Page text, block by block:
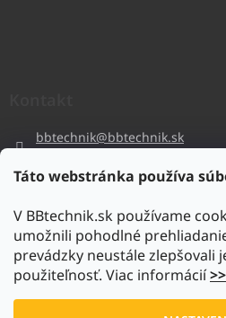
Táto webstránka používa
V BBtechnik.sk používame
umožnili pohodlné
prevádzky neustále zlepšovali
použiteľnosť. Viac informácií
bbtechnik@bbtechnik.sk
bbtechnik
https://www.youtube.com/